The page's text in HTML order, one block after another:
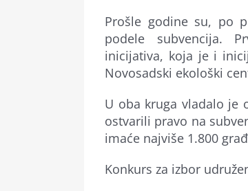
Prošle godine su, po
podele subvencija.
inicijativa, koja je i
Novosadski ekološki
U oba kruga vladalo je
ostvarili pravo na
imaće najviše 1.800
Konkurs za izbor